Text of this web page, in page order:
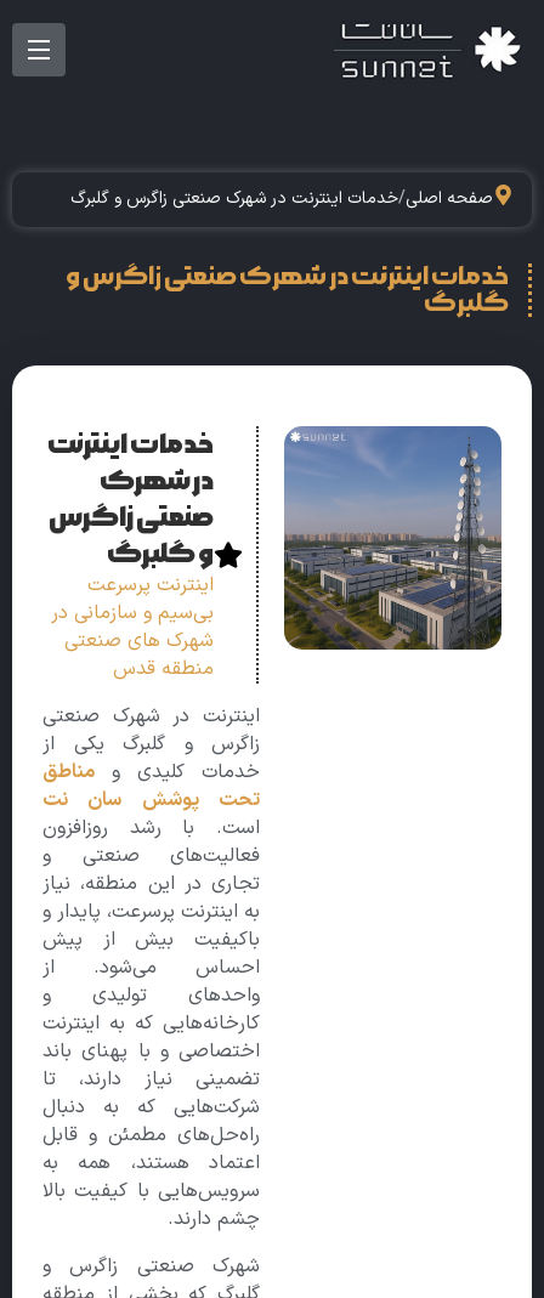
صفحه اصلی/خدمات اینترنت در شهرک صنعتی زاگرس و گلبرگ
خدمات اینترنت در شهرک صنعتی زاگرس و
گلبرگ
خدمات اینترنت
در شهرک
صنعتی زاگرس
و گلبرگ
اینترنت پرسرعت
بی‌سیم و سازمانی در
شهرک های صنعتی
منطقه قدس
اینترنت در شهرک صنعتی
زاگرس و گلبرگ یکی از
خدمات کلیدی و مناطق
تحت پوشش سان‌ نت
است. با رشد روزافزون
فعالیت‌های صنعتی و
تجاری در این منطقه، نیاز
به اینترنت پرسرعت، پایدار و
باکیفیت بیش از پیش
احساس می‌شود. از
واحدهای تولیدی و
کارخانه‌هایی که به اینترنت
اختصاصی و با پهنای باند
تضمینی نیاز دارند، تا
شرکت‌هایی که به دنبال
راه‌حل‌های مطمئن و قابل
اعتماد هستند، همه به
سرویس‌هایی با کیفیت بالا
چشم دارند.
شهرک صنعتی زاگرس و